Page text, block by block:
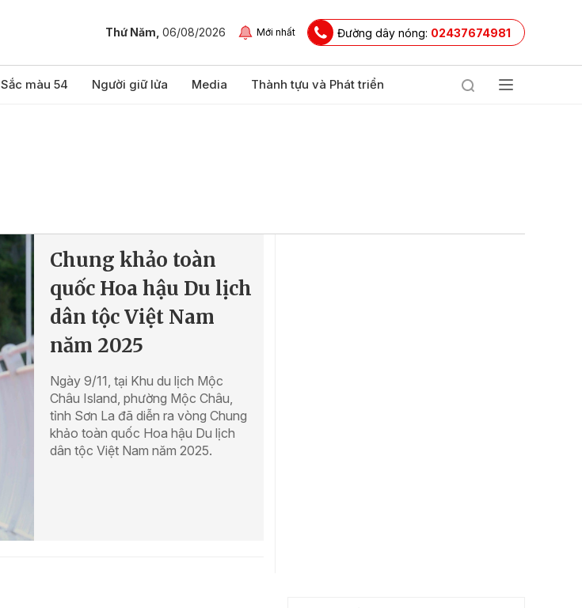
Thứ Năm, 06/08/2026 Mới nhất Đường dây nóng: 02437674981
Sắc màu 54 Người giữ lửa Media Thành tựu và Phát triển
Chung khảo toàn
quốc Hoa hậu Du lịch
dân tộc Việt Nam
năm 2025
Ngày 9/11, tại Khu du lịch Mộc
Châu Island, phường Mộc Châu,
tỉnh Sơn La đã diễn ra vòng Chung
khảo toàn quốc Hoa hậu Du lịch
dân tộc Việt Nam năm 2025.